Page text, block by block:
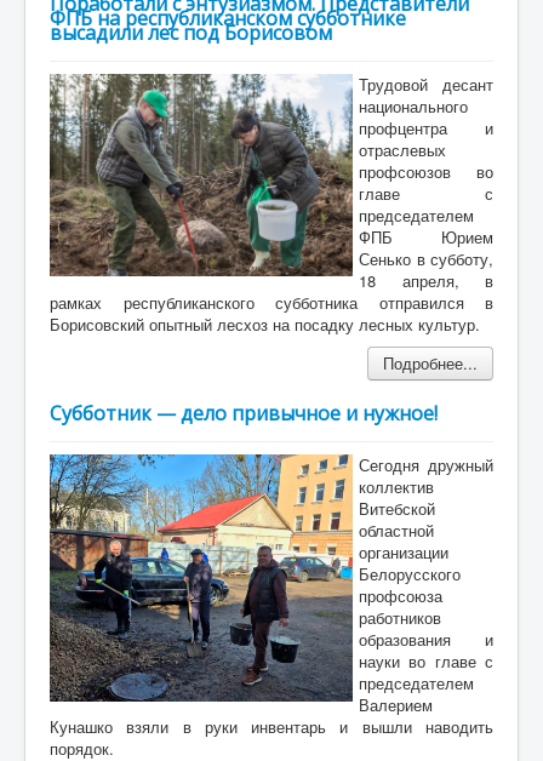
ФПБ на республиканском субботнике
высадили лес под Борисовом
Трудовой десант
национального
профцентра и
отраслевых
профсоюзов во
главе с
председателем
ФПБ Юрием
Сенько в субботу,
18 апреля, в
рамках республиканского субботника отправился в
Борисовский опытный лесхоз на посадку лесных культур.
Подробнее...
Субботник — дело привычное и нужное!
Сегодня дружный
коллектив
Витебской
областной
организации
Белорусского
профсоюза
работников
образования и
науки во главе с
председателем
Валерием
Кунашко взяли в руки инвентарь и вышли наводить
порядок.